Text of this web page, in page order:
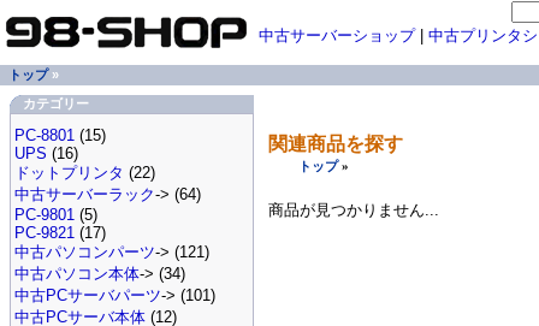
関連商品を探す
トップ»
商品が見つかりません...
中古サーバーショップ| 中古プリンタ
トップ»
カテゴリー
PC-8801 (15)
UPS (16)
ドットプリンタ (22)
中古サーバーラック-> (64)
PC-9801 (5)
PC-9821 (17)
中古パソコンパーツ-> (121)
中古パソコン本体-> (34)
中古PCサーバパーツ-> (101)
中古PCサーバ本体 (12)